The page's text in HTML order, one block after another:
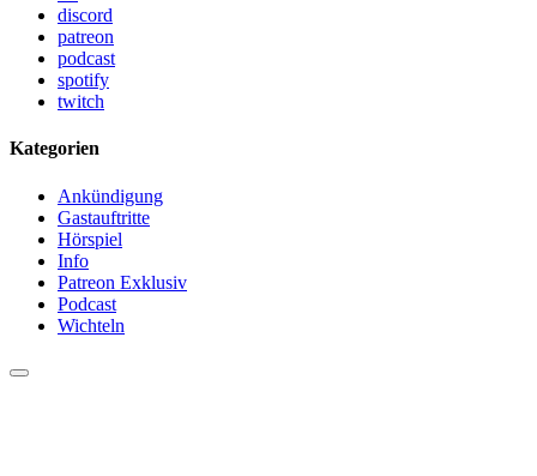
discord
patreon
podcast
spotify
twitch
Kategorien
Ankündigung
Gastauftritte
Hörspiel
Info
Patreon Exklusiv
Podcast
Wichteln